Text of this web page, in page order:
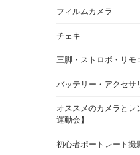
フィルムカメラ
チェキ
三脚・ストロボ・リモ
バッテリー・アクセサ
オススメのカメラとレ
運動会】
初心者ポートレート撮